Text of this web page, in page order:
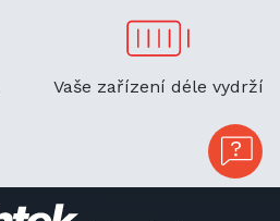
Vaše zařízení déle vydrží